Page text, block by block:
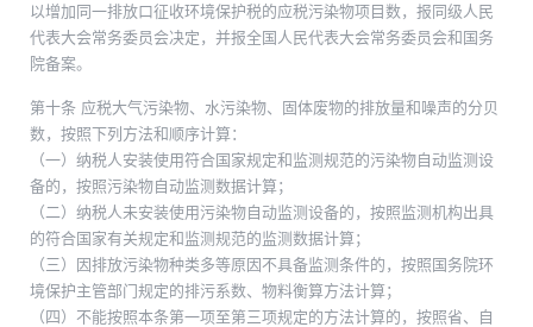
以增加同一排放口征收环境保护税的应税污染物项目数，报同级人民
代表大会常务委员会决定，并报全国人民代表大会常务委员会和国务
院备案。
第十条 应税大气污染物、水污染物、固体废物的排放量和噪声的分贝
数，按照下列方法和顺序计算：
（一）纳税人安装使用符合国家规定和监测规范的污染物自动监测设
备的，按照污染物自动监测数据计算；
（二）纳税人未安装使用污染物自动监测设备的，按照监测机构出具
的符合国家有关规定和监测规范的监测数据计算；
（三）因排放污染物种类多等原因不具备监测条件的，按照国务院环
境保护主管部门规定的排污系数、物料衡算方法计算；
（四）不能按照本条第一项至第三项规定的方法计算的，按照省、自